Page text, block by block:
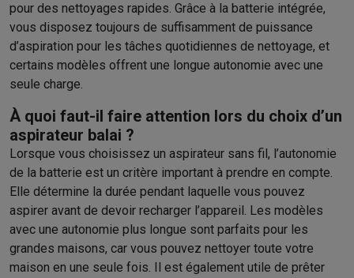
pour des nettoyages rapides. Grâce à la batterie intégrée,
vous disposez toujours de suffisamment de puissance
d’aspiration pour les tâches quotidiennes de nettoyage, et
certains modèles offrent une longue autonomie avec une
seule charge.
À quoi faut-il faire attention lors du choix d’un
aspirateur balai ?
Lorsque vous choisissez un aspirateur sans fil, l’autonomie
de la batterie est un critère important à prendre en compte.
Elle détermine la durée pendant laquelle vous pouvez
aspirer avant de devoir recharger l’appareil. Les modèles
avec une autonomie plus longue sont parfaits pour les
grandes maisons, car vous pouvez nettoyer toute votre
maison en une seule fois. Il est également utile de prêter